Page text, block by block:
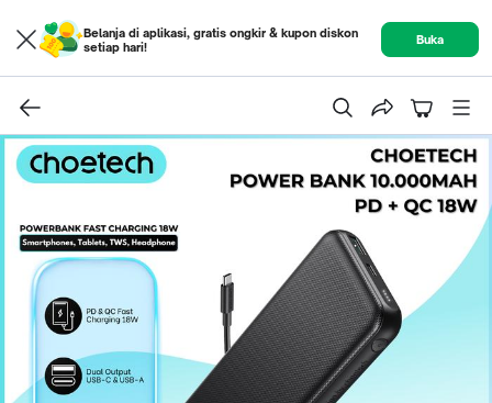
Belanja di aplikasi, gratis ongkir & kupon diskon
setiap hari!
Buka